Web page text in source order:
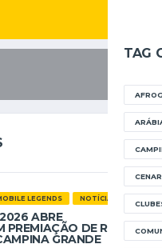
TAG
LEGENDS NOTÍCIAS
ABRE
DE R$ 112
GRANDE